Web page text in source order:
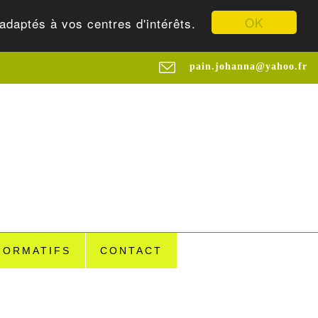
OK
à vos centres d'intérêts.
pain.johanna@yahoo.fr
CONTACT